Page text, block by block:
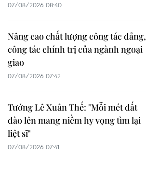
07/08/2026 08:40
Nâng cao chất lượng công tác đảng,
công tác chính trị của ngành ngoại
giao
07/08/2026 07:42
Tướng Lê Xuân Thế: "Mỗi mét đất
đào lên mang niềm hy vọng tìm lại
liệt sĩ"
07/08/2026 07:41